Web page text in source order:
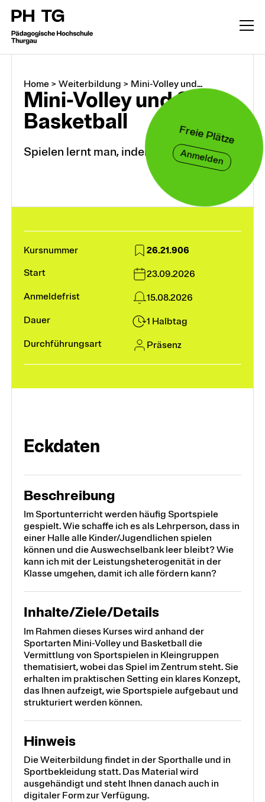
Heterogenität in Schule und Unterricht
Schulführung und Leadership
Home> Weiterbildung > Mini-Volley und...
Mini-Volley und 3x3-
Basketball
Spielen lernt man, indem man spielt
Freie Plätze
Anmelden
26.21.906
23.09.2026
15.08.2026
1 Halbtag
Präsenz
Eckdaten
Beschreibung
Im Sportunterricht werden häufig Sportspiele
gespielt. Wie schaffe ich es als Lehrperson, dass in
einer Halle alle Kinder/Jugendlichen spielen
können und die Auswechselbank leer bleibt? Wie
kann ich mit der Leistungsheterogenität in der
Klasse umgehen, damit ich alle fördern kann?
Inhalte/Ziele/Details
Im Rahmen dieses Kurses wird anhand der
Sportarten Mini-Volley und Basketball die
Vermittlung von Sportspielen in Kleingruppen
thematisiert, wobei das Spiel im Zentrum steht. Sie
erhalten im praktischen Setting ein klares Konzept,
das Ihnen aufzeigt, wie Sportspiele aufgebaut und
strukturiert werden können.
Hinweis
Die Weiterbildung findet in der Sporthalle und in
Sportbekleidung statt. Das Material wird
ausgehändigt und steht Ihnen danach auch in
digitaler Form zur Verfügung.